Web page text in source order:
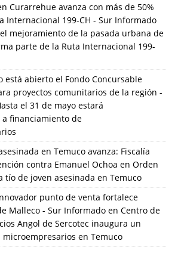
Curarrehue avanza con más de 50%
Internacional 199-CH - Sur Informado
mejoramiento de la pasada urbana de
parte de la Ruta Internacional 199-
está abierto el Fondo Concursable
proyectos comunitarios de la región -
el 31 de mayo estará
financiamiento de
en Temuco avanza: Fiscalía
contra Emanuel Ochoa en Orden
tío de joven asesinada en Temuco
punto de venta fortalece
Malleco - Sur Informado en Centro de
Angol de Sercotec inaugura un
microempresarios en Temuco